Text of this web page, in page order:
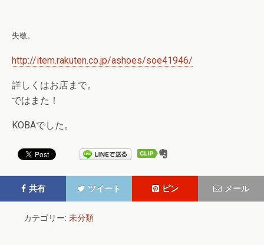
失敬。
http://item.rakuten.co.jp/ashoes/soe41946/
詳しくはお店まで。
ではまた！
KOBAでした。
共有 ツイート ピン メール
カテゴリー: 未分類